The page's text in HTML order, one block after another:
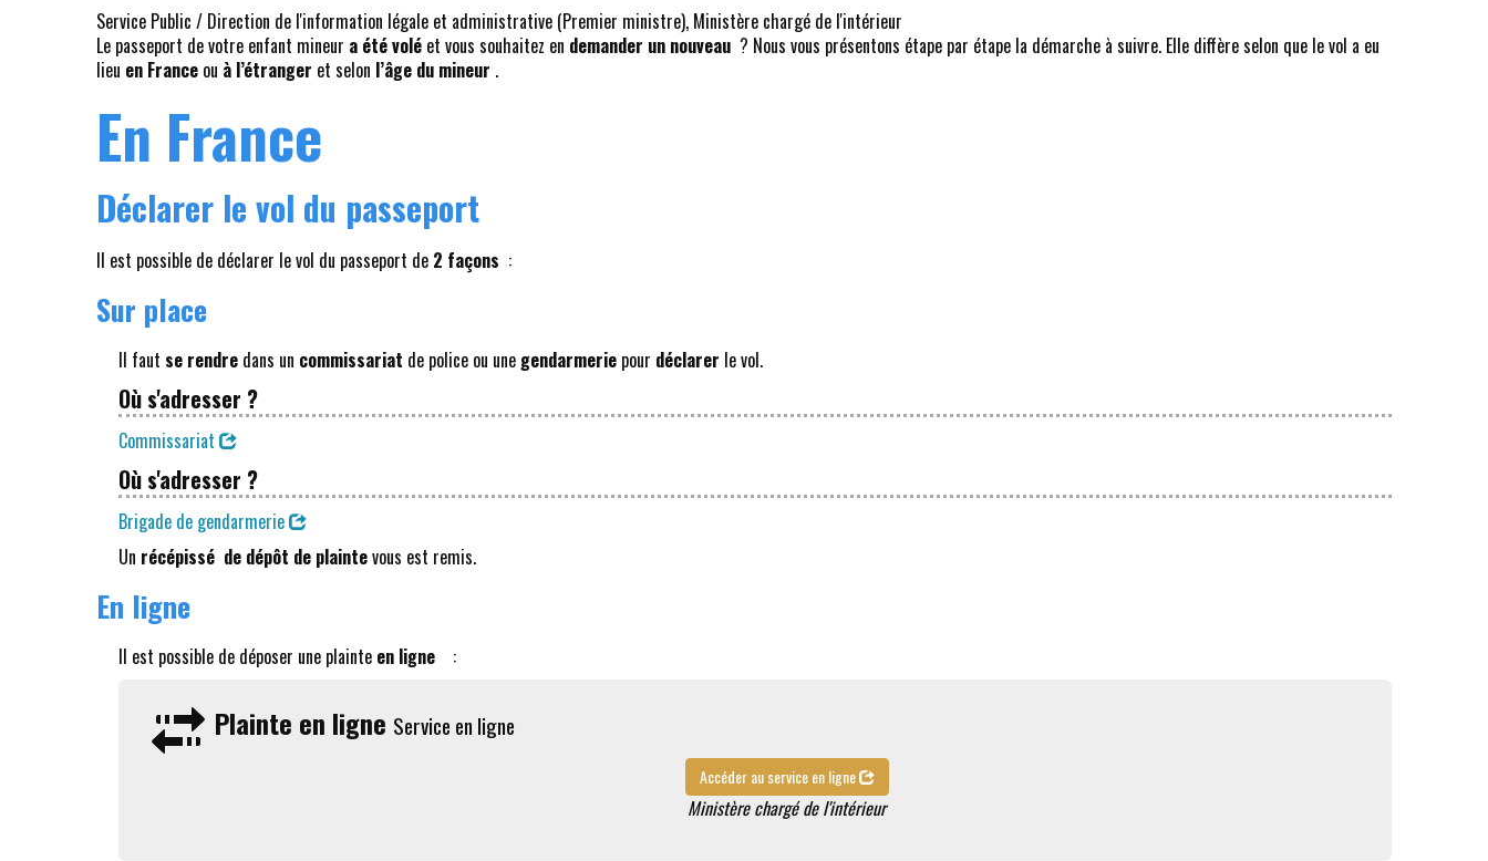
Service Public / Direction de l'information légale et administrative (Premier ministre), Ministère chargé de l'intérieur
Le passeport de votre enfant mineur a été volé et vous souhaitez en demander un nouveau ? Nous vous présentons étape par étape la démarche à suivre. Elle diffère selon que le vol a eu
lieu en France ou à l’étranger et selon l’âge du mineur .
En France
Déclarer le vol du passeport
Il est possible de déclarer le vol du passeport de 2 façons :
Sur place
Il faut se rendre dans un commissariat de police ou une gendarmerie pour déclarer le vol.
Où s'adresser ?
Commissariat
Où s'adresser ?
Brigade de gendarmerie
Un récépissé de dépôt de plaintevous est remis.
En ligne
Il est possible de déposer une plainte en ligne :
Plainte en ligne Service en ligne
Accéder au service en ligne
Ministère chargé de l'intérieur